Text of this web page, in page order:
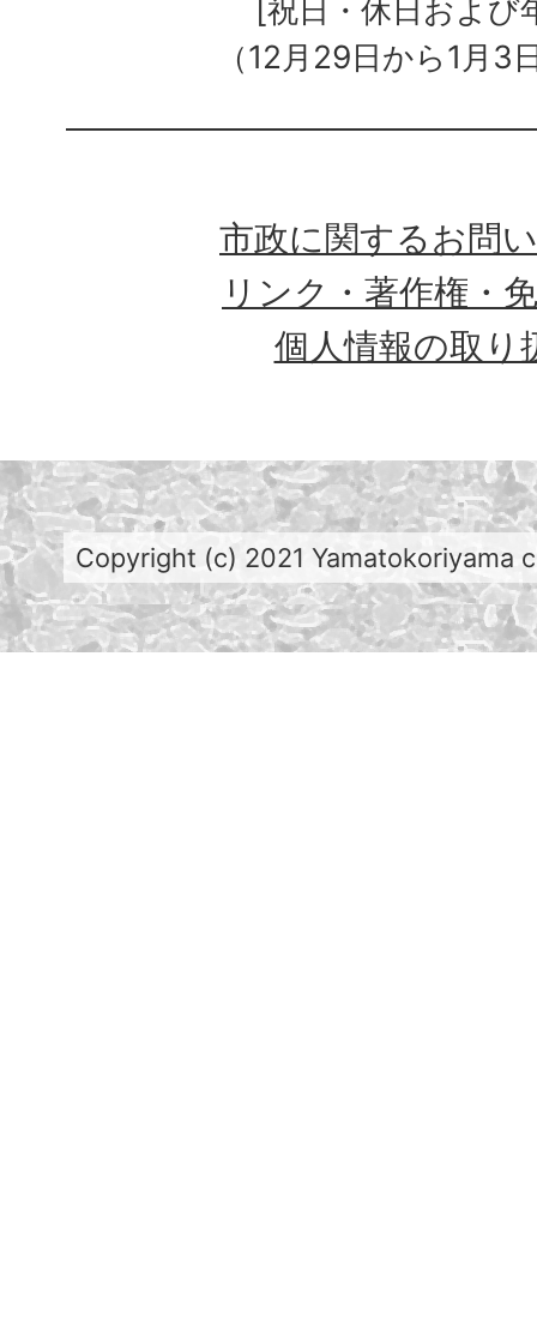
[祝日・休日および
（12月29日から1月3
市政に関するお問
リンク・著作権・
個人情報の取り
Copyright (c) 2021 Yamatokoriyama